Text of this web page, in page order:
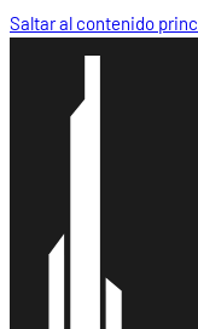
Saltar al contenido